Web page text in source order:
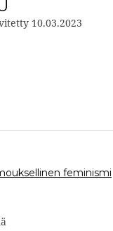
10.03.2023
feminismi